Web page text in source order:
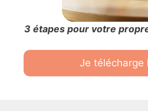
3 étapes pour votre
Je télécharge